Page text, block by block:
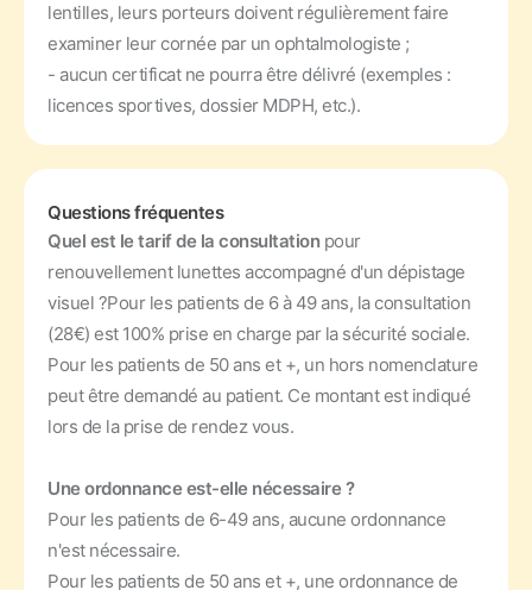
lentilles, leurs porteurs doivent régulièrement faire
examiner leur cornée par un ophtalmologiste ;
- aucun certificat ne pourra être délivré (exemples :
licences sportives, dossier MDPH, etc.).
Questions fréquentes
Quel est le tarif de la consultation pour
renouvellement lunettes accompagné d'un dépistage
visuel ?Pour les patients de 6 à 49 ans, la consultation
(28€) est 100% prise en charge par la sécurité sociale.
Pour les patients de 50 ans et +, un hors nomenclature
peut être demandé au patient. Ce montant est indiqué
lors de la prise de rendez vous.
Une ordonnance est-elle nécessaire ?
Pour les patients de 6-49 ans, aucune ordonnance
n'est nécessaire.
Pour les patients de 50 ans et +, une ordonnance de